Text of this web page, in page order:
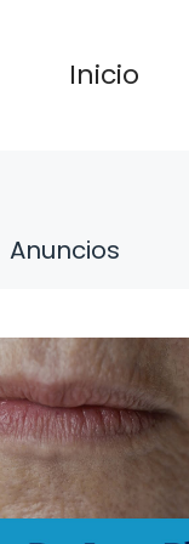
Inicio
Anuncios